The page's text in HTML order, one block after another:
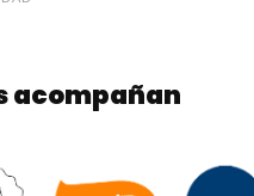
acompañan